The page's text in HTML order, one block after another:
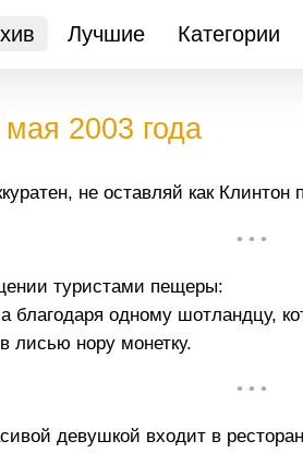
Лучшие Категории
2003 года
не оставляй как Клинтон
• • •
туристами пещеры:
благодаря одному шотландцу,
лисью нору монетку.
• • •
девyшкой входит в